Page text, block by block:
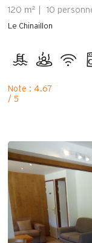
120 m² 10
Le Chinaillon
Note : 4.67
/ 5